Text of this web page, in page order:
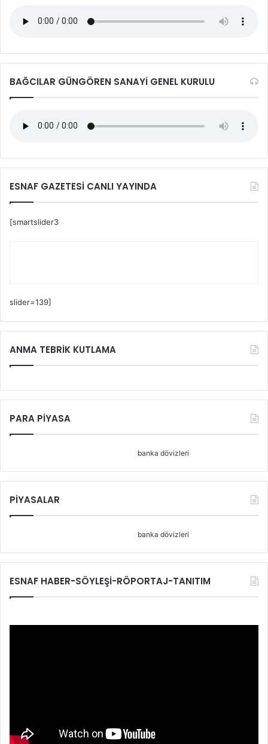
BAĞCILAR GÜNGÖREN SANAYİ GENEL KURULU
ESNAF GAZETESİ CANLI YAYINDA
[smartslider3
slider=139]
ANMA TEBRİK KUTLAMA
PARA PİYASA
banka dövizleri
PİYASALAR
banka dövizleri
ESNAF HABER-SÖYLEŞİ-RÖPORTAJ-TANITIM